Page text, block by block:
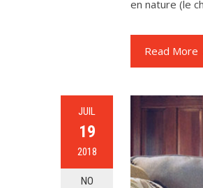
en nature (le
Read More
JUIL
19
2018
NO